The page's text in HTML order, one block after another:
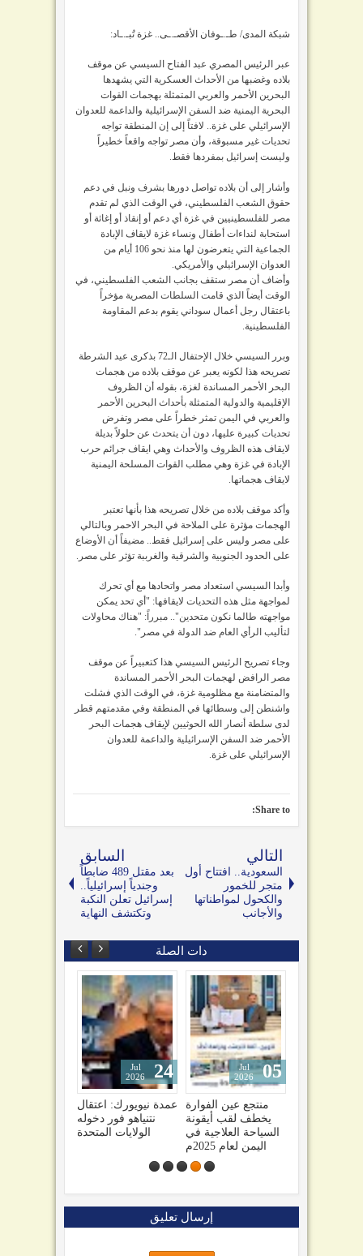
شبكة المدى/ طـ.ـوفان الأقصـ.ـى.. غزة تُبـ.ـاد:
عبر الرئيس المصري عبد الفتاح السيسي عن موقف
بلاده وغضبها من الأحداث العسكرية التي يشهدها
البحرين الأحمر والعربي المتمثلة بهجمات القوات
البحرية اليمنية ضد السفن الإسرائيلية والداعمة للعدوان
الإسرائيلي على غزة.. لافتاً إلى إن المنطقة تواجه
تحديات غير مسبوقة، وأن مصر تواجه واقعاً خطيراً
وليست إسرائيل بمفردها فقط.
وأشار إلى أن بلاده تواصل دورها بشرف ونبل في دعم
حقوق الشعب الفلسطيني، في الوقت الذي لم تقدم
مصر للفلسطينيين في غزة أي دعم أو إنقاذ أو إغاثة أو
استحابة لنداءات أطفال ونساء غزة لايقاف الإبادة
الجماعية التي يتعرضون لها منذ نحو 106 أيام من
العدوان الإسرائيلي والأمريكي.
وأضاف أن مصر ستقف بجانب الشعب الفلسطيني، في
الوقت أيضاً الذي قامت السلطات المصرية مؤخراً
باعتقال رجل أعمال سوداني يقوم بدعم المقاومة
الفلسطينية.
وبرر السيسي خلال الإحتفال الـ72 بذكرى عيد الشرطة
تصريحه هذا لكونه يعبر عن موقف بلاده من هجمات
البحر الأحمر المساندة لغزة، بقوله أن الظروف
الإقليمية والدولية المتمثلة بأحداث البحرين الأحمر
والعربي في اليمن تمثر خطراً على مصر وتفرض
تحديات كبيرة عليها، دون أن يتحدث عن حلولاً بديلة
لايقاف هذه الظروف والأحداث وهي ايقاف جرائم حرب
الإبادة في غزة وهي مطلب القوات المسلحة اليمنية
لايقاف هجماتها.
وأكد موقف بلاده من خلال تصريحه هذا بأنها تعتبر
الهجمات مؤثرة على الملاحة في البحر الاحمر وبالتالي
على مصر وليس على إسرائيل فقط.. مضيفاً أن الأوضاع
على الحدود الجنوبية والشرقية والغرببة تؤثر على مصر.
وأبدا السيسي استعداد مصر واتحادها مع أي تحرك
لمواجهة مثل هذه التحديات لايقافها: " أي تحد يمكن
مواجهته طالما نكون متحدين".. مبرراً: "هناك محاولات
لتأليب الرأي العام ضد الدولة في مصر".
وجاء تصريح الرئيس السيسي هذا كتعبيراً عن موقف
مصر الرافض لهجمات البحر الأحمر المساندة
والمتضامنة مع مظلومية غزة، في الوقت الذي فشلت
واشنطن إلى وسطائها في المنطقة وفي مقدمتهم قطر
لدى سلطة أنصار الله الحوثيين لإيقاف هجمات البحر
الأحمر ضد السفن الإسرائيلية والداعمة للعدوان
الإسرائيلي على غزة.
Share to:
التالي
السعودية.. افتتاح أول
متجر للخمور
والكحول لمواطناتها
والأجانب
السابق
بعد مقتل 489 ضابطاً
وجندياً إسرائيلياً..
إسرائيل تعلن النكبة
وتكتشف النهاية
دات الصلة
عمدة نيويورك: اعتقال
نتنياهو فور دخوله
الولايات المتحدة
24
منتجع عين الفوارة
يخطف لقب أيقونة
السياحة العلاجية في
اليمن لعام 2025م
05
2026
صنعاء تهدد السعودية
وتحذيرات من تفاقم
الأزمة اليمنية1
2026
إرسال تعليق